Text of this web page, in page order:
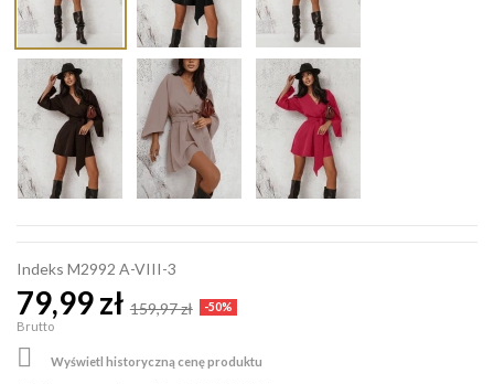
Indeks M2992 A-VIII-3
79,99 zł 159,97 zł -50%
Brutto

Wyświetl historyczną cenę produktu